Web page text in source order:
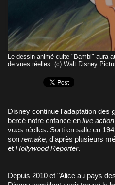
Le dessin animé culte "Bambi" aura
de vues réelles. (c) Walt Disney
Disney continue l'adaptation des grands classiques qui ont
bercé notre enfance en live action
vues réelles. Sorti en salle en
son remake, d'après plusieurs
et Hollywood Reporter.
Depuis 2010 et "Alice au pays des merveilles", les studios